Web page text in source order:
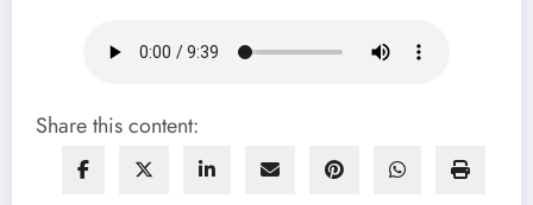
Share this content: